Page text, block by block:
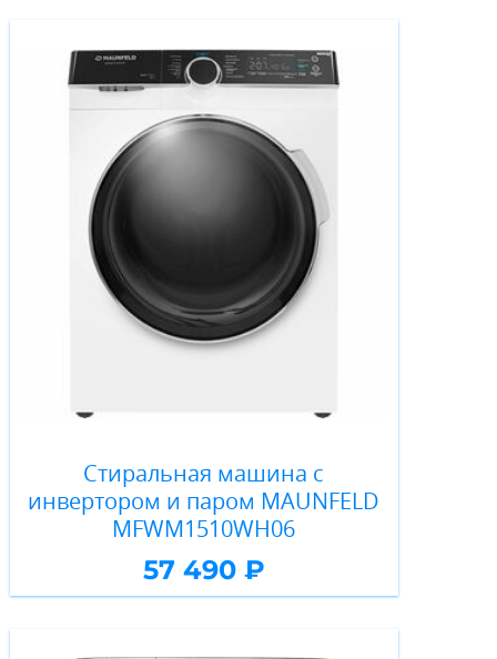
Стиральная машина с
инвертором и паром MAUNFELD
MFWM1510WH06
57 490 ₽